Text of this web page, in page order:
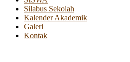
Silabus Sekolah
Kalender Akademik
Galeri
Kontak